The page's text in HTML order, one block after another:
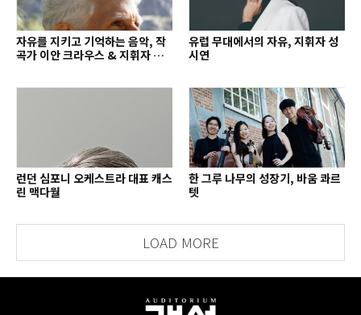
자유를 지키고 기억하는 음악, 작
곡가 이안 크라우스 & 지휘자 배
유럽 무대에서의 자유, 지휘자 성
시연
런던 심포니 오케스트라 대표 캐스
린 맥다월
한 그루 나무의 성장기, 바움 콰르
텟
LOAD MORE